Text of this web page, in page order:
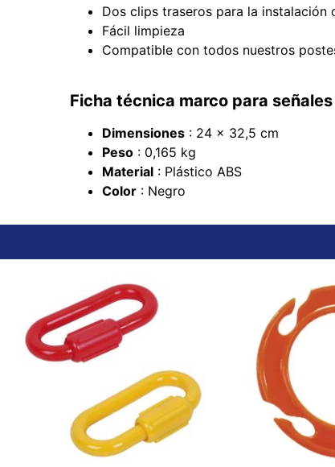
Dos clips traseros para la instalación
Fácil limpieza
Compatible con todos nuestros
Ficha técnica marco para señales
Dimensiones: 24 x 32,5 cm
Peso: 0,165 kg
Material: Plástico ABS
Color: Negro